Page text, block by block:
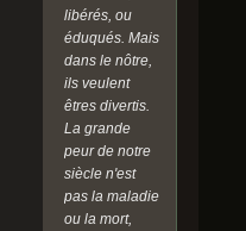
libérés, ou
éduqués. Mais
dans le nôtre,
ils veulent
êtres divertis.
La grande
peur de notre
siècle n'est
pas la maladie
ou la mort,